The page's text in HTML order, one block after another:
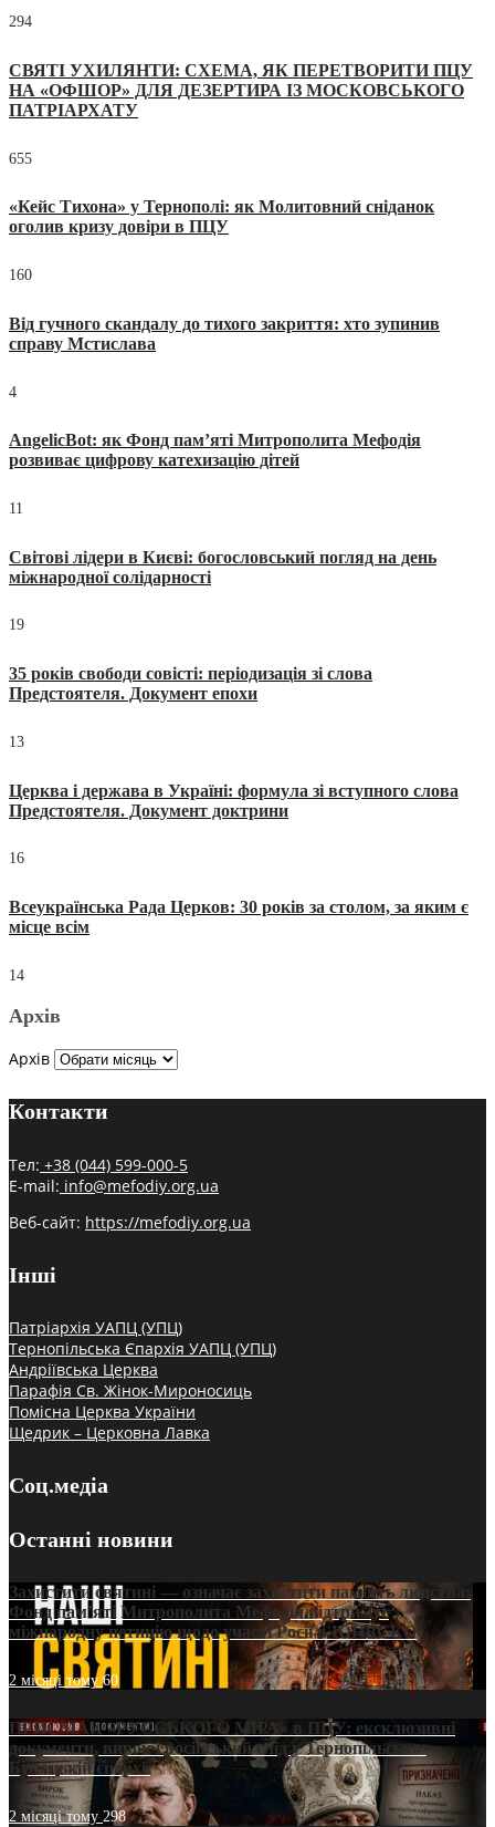
294
СВЯТІ УХИЛЯНТИ: СХЕМА, ЯК ПЕРЕТВОРИТИ ПЦУ
НА «ОФШОР» ДЛЯ ДЕЗЕРТИРА ІЗ МОСКОВСЬКОГО
ПАТРІАРХАТУ
655
«Кейс Тихона» у Тернополі: як Молитовний сніданок
оголив кризу довіри в ПЦУ
160
Від гучного скандалу до тихого закриття: хто зупинив
справу Мстислава
4
AngelicBot: як Фонд пам’яті Митрополита Мефодія
розвиває цифрову катехизацію дітей
11
Світові лідери в Києві: богословський погляд на день
міжнародної солідарності
19
35 років свободи совісті: періодизація зі слова
Предстоятеля. Документ епохи
13
Церква і держава в Україні: формула зі вступного слова
Предстоятеля. Документ доктрини
16
Всеукраїнська Рада Церков: 30 років за столом, за яким є
місце всім
14
Архів
Архів
Контакти
Тел: +38 (044) 599-000-5
E-mail: info@mefodiy.org.ua
Веб-сайт: https://mefodiy.org.ua
Інші
Патріархія УАПЦ (УПЦ)
Тернопільська Єпархія УАПЦ (УПЦ)
Андріївська Церква
Парафія Св. Жінок-Мироносиць
Помісна Церква України
Щедрик – Церковна Лавка
Соц.медіа
Останні новини
Захистити святині — означає захистити пам’ять людства:
Фонд пам’яті Митрополита Мефодія підтримує
міжнародну петицію щодо участі Росії в ЮНЕСКО
2 місяці тому60
ПРИСМАК «РУССЬКОГО МІРА» в ПЦУ: ексклюзивні
документи, вирок і російський слід у Тернопільсько-
Бучацькій єпархії
2 місяці тому 298